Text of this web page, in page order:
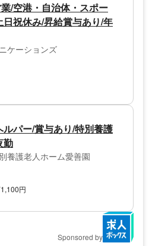
/空港・自治体・スポー
祝休み/昇給賞与あり/年
ケーションズ
パー/賞与あり/特別養護
勤
養護老人ホーム愛善園
円
Sponsored by